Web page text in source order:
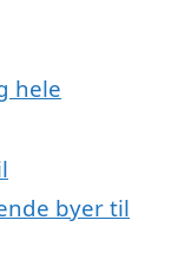
hele
byer til